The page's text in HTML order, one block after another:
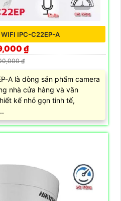
WIFI IPC-C22EP-A
₫
₫
A là dòng sản phẩm camera
nhà cửa hàng và văn
kế nhỏ gọn tinh tế,